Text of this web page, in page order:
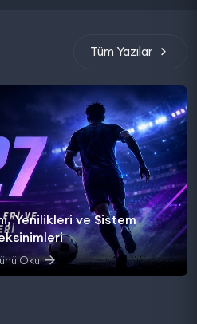
Tüm Yazılar
Yenilikleri ve Sistem
Oku